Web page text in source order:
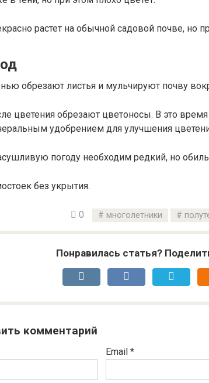
растет на обычной садовой почве, но
обрезают листья и мульчируют почву
цветения обрезают цветоносы. В это
удобрением для улучшения
погоду необходим редкий, но
без укрытия.
0 многолетники
Понравилась статья?
комментарий
Email *